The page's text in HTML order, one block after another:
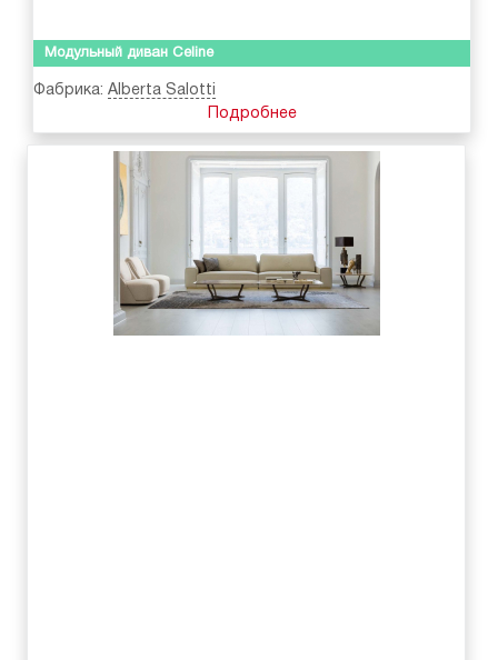
Модульный диван Celine
Фабрика: Alberta Salotti
Подробнее